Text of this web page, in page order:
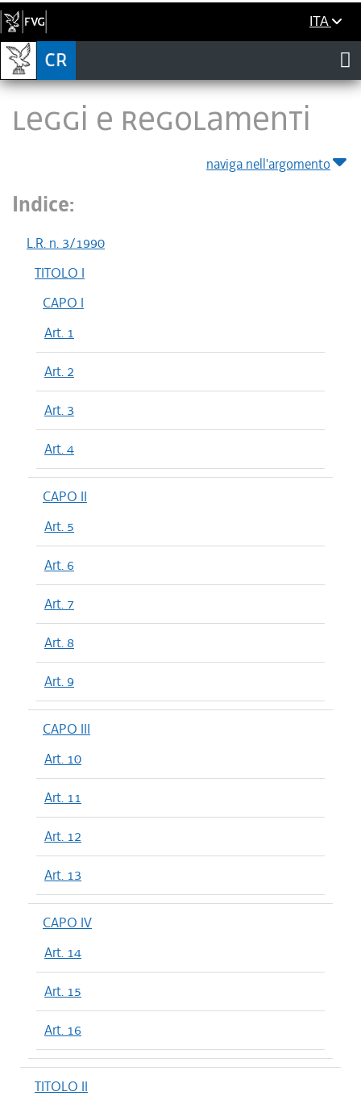
ITA
LEGGI E REGOLAMENTI
naviga nell'argomento
Indice:
L.R. n. 3/1990
TITOLO I
CAPO I
Art. 1
Art. 2
Art. 3
Art. 4
CAPO II
Art. 5
Art. 6
Art. 7
Art. 8
Art. 9
CAPO III
Art. 10
Art. 11
Art. 12
Art. 13
CAPO IV
Art. 14
Art. 15
Art. 16
TITOLO II